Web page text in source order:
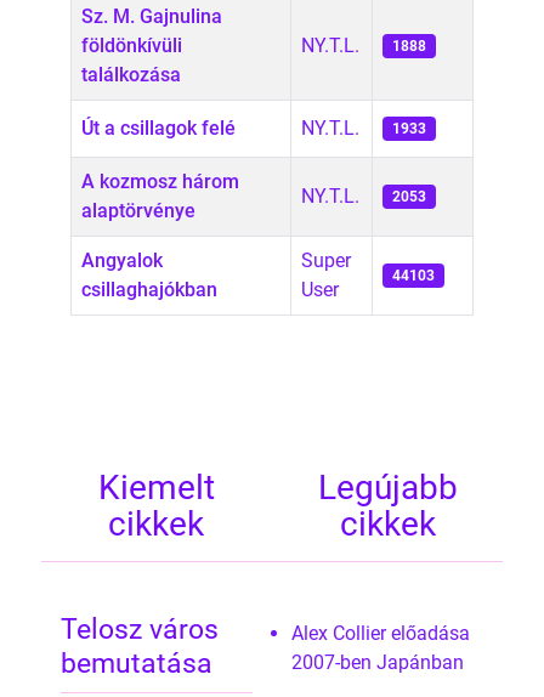
Sz. M. Gajnulina
földönkívüli
találkozása
NY.T.L. 1888
Út a csillagok felé NY.T.L. 1933
A kozmosz három
alaptörvénye
NY.T.L. 2053
Angyalok
csillaghajókban
Super
User
44103
Kiemelt
cikkek
Telosz város
bemutatása
Legújabb
cikkek
Alex Collier előadása
2007-ben Japánban